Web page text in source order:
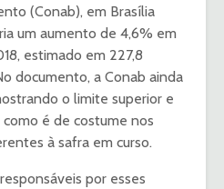
(Conab), em Brasília
um aumento de 4,6% em
estimado em 227,8
documento, a Conab ainda
o limite superior e
é de costume nos
à safra em curso.
por esses